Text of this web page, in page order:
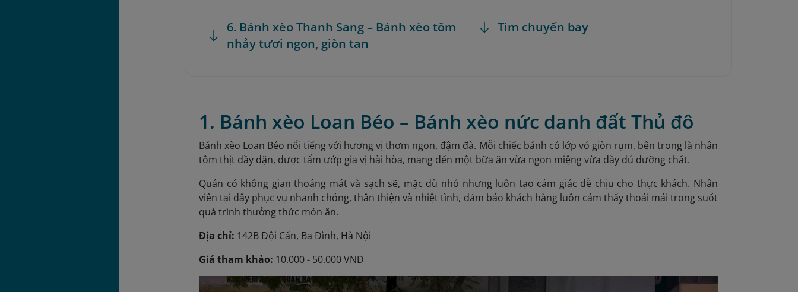
6. Bánh xèo Thanh Sang – Bánh xèo tôm
nhảy tươi ngon, giòn tan
Tìm chuyến bay
1. Bánh xèo Loan Béo – Bánh xèo nức danh đất Thủ đô
Bánh xèo Loan Béo nổi tiếng với hương vị thơm ngon, đậm đà. Mỗi chiếc bánh có lớp vỏ giòn rụm, bên trong là nhân
tôm thịt đầy đặn, được tẩm ướp gia vị hài hòa, mang đến một bữa ăn vừa ngon miệng vừa đầy đủ dưỡng chất.
Quán có không gian thoáng mát và sạch sẽ, mặc dù nhỏ nhưng luôn tạo cảm giác dễ chịu cho thực khách. Nhân
viên tại đây phục vụ nhanh chóng, thân thiện và nhiệt tình, đảm bảo khách hàng luôn cảm thấy thoải mái trong suốt
quá trình thưởng thức món ăn.
Địa chỉ: 142B Đội Cấn, Ba Đình, Hà Nội
Giá tham khảo: 10.000 - 50.000 VND